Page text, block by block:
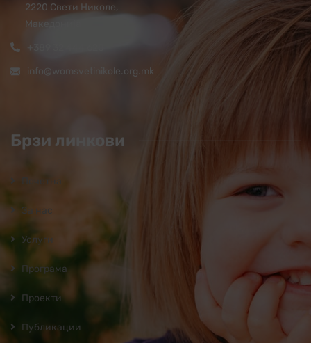
2220 Свети Николе,
Македонија
info@womsvetinikole.org.mk
Брзи линкови
Почетна
За нас
Услуги
Програмa
Проекти
Публикации